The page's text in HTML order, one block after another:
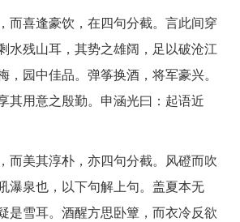
而喜逢豪饮，在四句分截。言此间穿
水残山耳，其势之雄阔，足以破沧江
，园中佳品。弹筝换酒，将军豪兴。
其用意之殷勤。申涵光曰：起语近
而美其淳朴，亦四句分截。风磴而吹
瀑泉也，以下句解上句。盖夏本无
是雪耳。酒醒方思卧簟，而衣冷反欲